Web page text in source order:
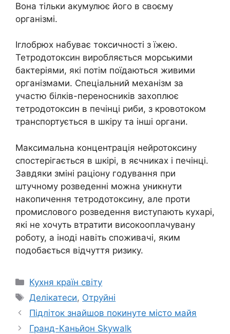
Вона тільки акумулює його в своєму
організмі.
Іглобрюх набуває токсичності з їжею.
Тетродотоксин виробляється морськими
бактеріями, які потім поїдаються живими
організмами. Спеціальний механізм за
участю білків-переносників захоплює
тетродотоксин в печінці риби, з кровотоком
транспортується в шкіру та інші органи.
Максимальна концентрація нейротоксину
спостерігається в шкірі, в яєчниках і печінці.
Завдяки зміні раціону годування при
штучному розведенні можна уникнути
накопичення тетродотоксину, але проти
промислового розведення виступають кухарі,
які не хочуть втратити високооплачувану
роботу, а іноді навіть споживачі, яким
подобається відчуття ризику.
Категорії
Кухня країн світу
Позначки
Делікатеси, Отруйні
Підліток знайшов покинуте місто майя
Гранд-Каньйон Skywalk